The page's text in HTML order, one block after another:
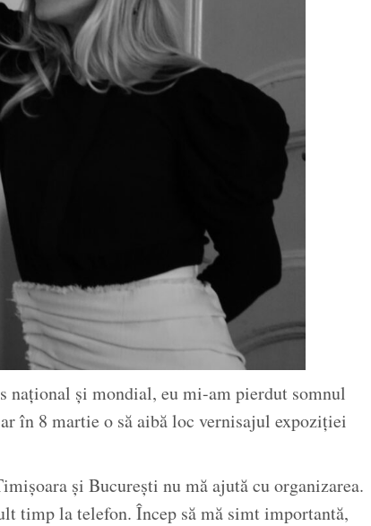
și mondial, eu mi-am pierdut somnul
în 8 martie o să aibă loc vernisajul expoziției
și București nu mă ajută cu organizarea.
timp la telefon. Încep să mă simt importantă,